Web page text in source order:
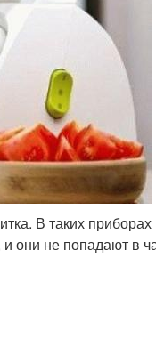
В таких
и они не попадают в